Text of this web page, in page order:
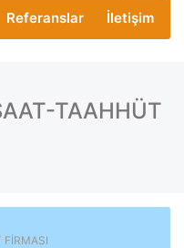
Referanslar İletişim
TAAHHÜT
FİRMASI